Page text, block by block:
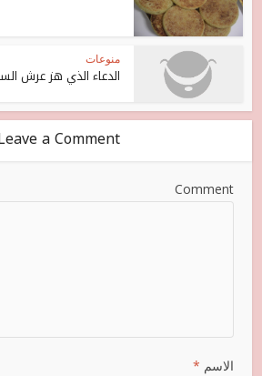
منوعات
الدعاء الذي هز عرش
a Comment
Comment
الاسم *